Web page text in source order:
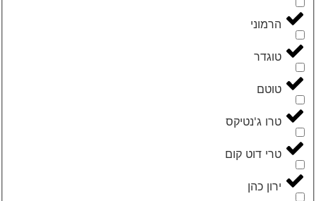
‮הרמוני‬
‮טוגדר‬
‮טוטם‬
‮טרו ג'נטיקס‬
‮טרי דוט קום‬
‮ירון כהן‬